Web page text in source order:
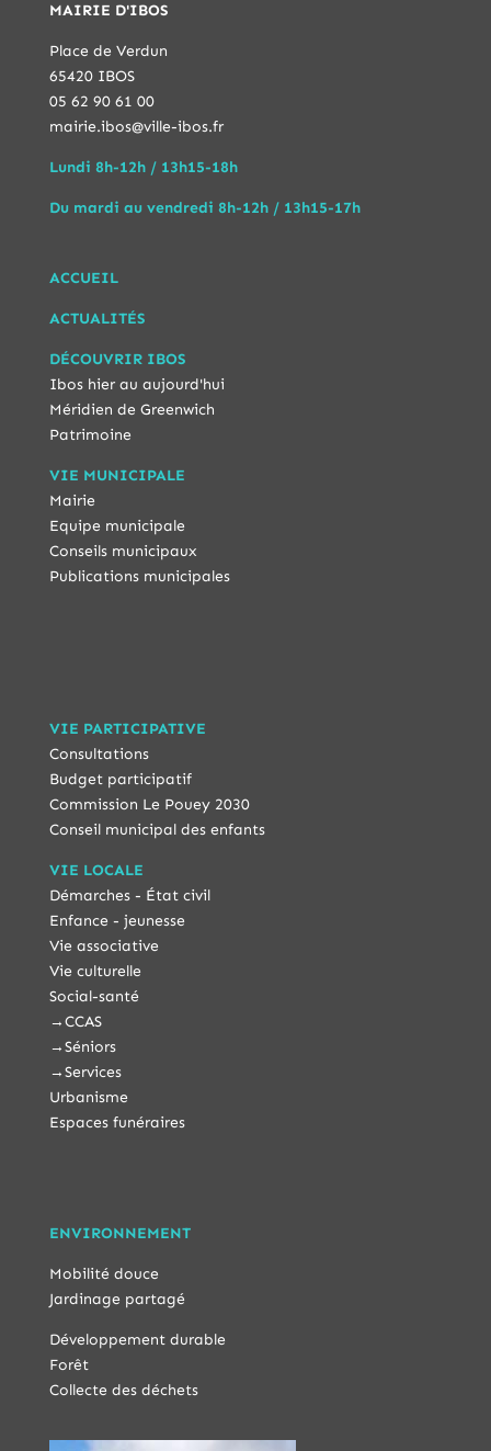
MAIRIE D'IBOS
Place de Verdun
65420 IBOS
05 62 90 61 00
mairie.ibos@ville-ibos.fr
Lundi 8h-12h / 13h15-18h
Du mardi au vendredi 8h-12h / 13h15-17h
ACCUEIL
ACTUALITÉS
DÉCOUVRIR IBOS
Ibos hier au aujourd'hui
Méridien de Greenwich
Patrimoine
VIE MUNICIPALE
Mairie
Equipe municipale
Conseils municipaux
Publications municipales
VIE PARTICIPATIVE
Consultations
Budget participatif
Commission Le Pouey 2030
Conseil municipal des enfants
VIE LOCALE
Démarches - État civil
Enfance - jeunesse
Vie associative
Vie culturelle
Social-santé
→CCAS
→Séniors
→Services
Urbanisme
Espaces funéraires
ENVIRONNEMENT
Mobilité douce
Jardinage partagé
Développement durable
Forêt
Collecte des déchets